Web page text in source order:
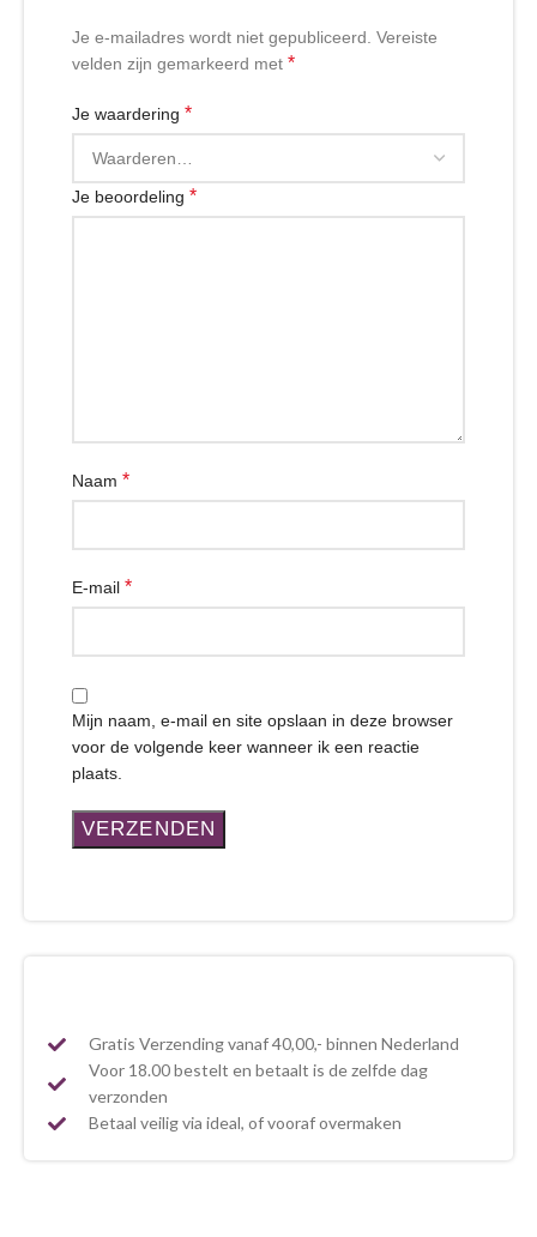
Je e-mailadres wordt niet gepubliceerd. Vereiste
velden zijn gemarkeerd met *
Je waardering *
Je beoordeling *
Naam *
E-mail *
Mijn naam, e-mail en site opslaan in deze browser
voor de volgende keer wanneer ik een reactie
plaats.
Gratis Verzending vanaf 40,00,- binnen Nederland
Voor 18.00 bestelt en betaalt is de zelfde dag
verzonden
Betaal veilig via ideal, of vooraf overmaken